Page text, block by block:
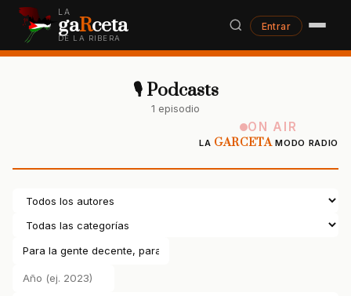
LA
gaRceta
DE LA RIBERA
Entrar
🎙 Podcasts
1 episodio
ON AIR
LA GARCETAMODO RADIO